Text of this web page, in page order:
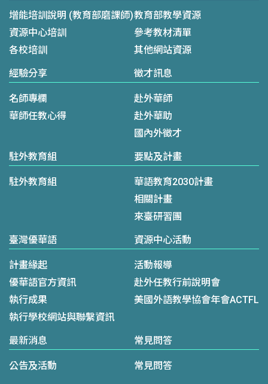
增能培訓說明 (教育部磨課師)
資源中心培訓
各校培訓
教育部教學資源
參考教材清單
其他網站資源
經驗分享
名師專欄
華師任教心得
徵才訊息
赴外華師
赴外華助
國內外徵才
駐外教育組
駐外教育組
要點及計畫
華語教育2030計畫
相關計畫
來臺研習團
臺灣優華語
計畫緣起
優華語官方資訊
執行成果
執行學校網站與聯繫資訊
資源中心活動
活動報導
赴外任教行前說明會
美國外語教學協會年會ACTFL
最新消息
公告及活動
常見問答
常見問答